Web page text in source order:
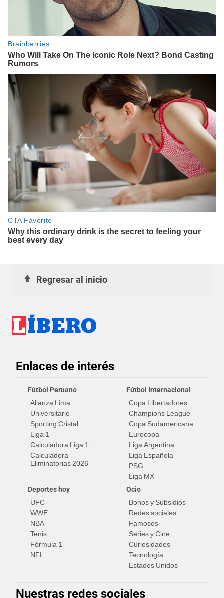
Regresar al inicio
Enlaces de interés
Fútbol Peruano
Alianza Lima
Universitario
Sporting Cristal
Liga 1
Calculadora Liga 1
Calculadora
Eliminatorias 2026
Fútbol Internacional
Copa Libertadores
Champions League
Copa Sudamericana
Eurocopa
Liga Argentina
Liga Española
PSG
Liga MX
Deportes hoy
UFC
WWE
NBA
Tenis
Fórmula 1
NFL
Ocio
Bonos y Subsidios
Redes sociales
Famosos
Series y Cine
Curiosidades
Tecnología
Estados Unidos
Nuestras redes sociales